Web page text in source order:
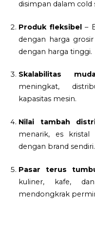
disimpan dalam cold
Produk fleksibel–
dengan harga
dengan harga tinggi.
Skalabilitas
meningkat,
kapasitas mesin.
Nilai tambah
menarik, es
dengan brand sendiri.
Pasar terus
kuliner, kafe,
mendongkrak